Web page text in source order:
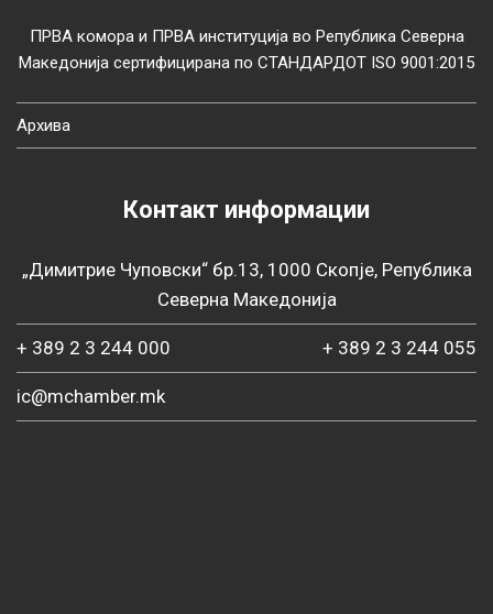
ПРВА комора и ПРВА институција во Република Северна
Македонија сертифицирана по СТАНДАРДОТ ISO 9001:2015
Архива
Контакт информации
„Димитрие Чуповски“ бр.13, 1000 Скопје, Република
Северна Македонија
+ 389 2 3 244 000 + 389 2 3 244 055
ic@mchamber.mk